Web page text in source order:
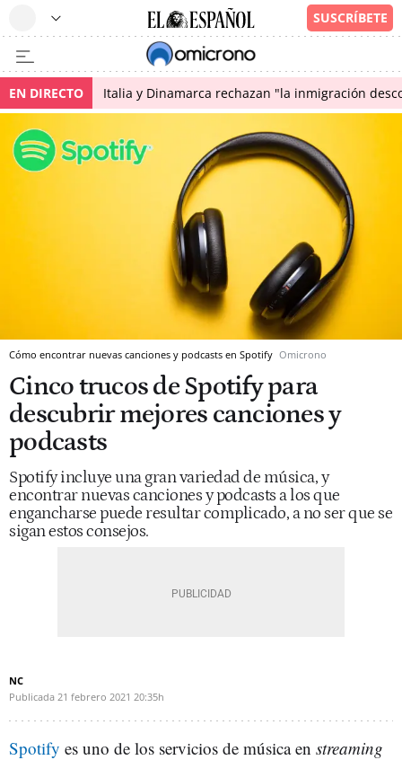
EN DIRECTO Italia y Dinamarca rechazan "la inmigración
Cómo encontrar nuevas canciones y podcasts en Spotify Omicrono
Cinco trucos de Spotify para
descubrir mejores canciones y
podcasts
Spotify incluye una gran variedad de música, y
encontrar nuevas canciones y podcasts a los que
engancharse puede resultar complicado, a no ser que se
sigan estos consejos.
NC
Publicada 21 febrero 2021 20:35h
Spotify es uno de los servicios de música en streaming